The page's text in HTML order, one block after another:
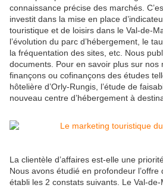
connaissance précise des marchés.
investit dans la mise en place
touristique et de loisirs dans le Val-de-
l’évolution du parc d’hébergement, le
la fréquentation des sites, etc. Nous
documents. Pour en savoir plus sur nos
finançons ou cofinançons des études
hôtelière d’Orly-Rungis, l’étude de
nouveau centre d’hébergement à
La clientèle d’affaires est-elle une
Nous avons étudié en profondeur
établi les 2 constats suivants. Le Val-